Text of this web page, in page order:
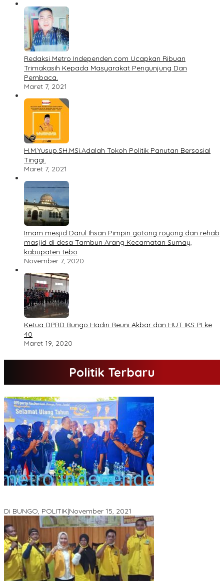
Redaksi Metro Independen.com Ucapkan Ribuan
Trimakasih Kepada Masyarakat Pengunjung Dan
Pembaca.
Maret 7, 2021
H.M.Yusup.SH.MSi.Adalah Tokoh Politik Panutan Bersosial
Tinggi.
Maret 7, 2021
Imam mesjid Darul Ihsan Pimpin gotong royong dan rehab
masjid di desa Tambun Arang Kecamatan Sumay,
kabupaten tebo
November 7, 2020
Ketua DPRD Bungo Hadiri Reuni Akbar dan HUT IKS PI ke
40
Maret 19, 2020
Politik Terbaru
Di BUNGO, POLITIK|November 15, 2021